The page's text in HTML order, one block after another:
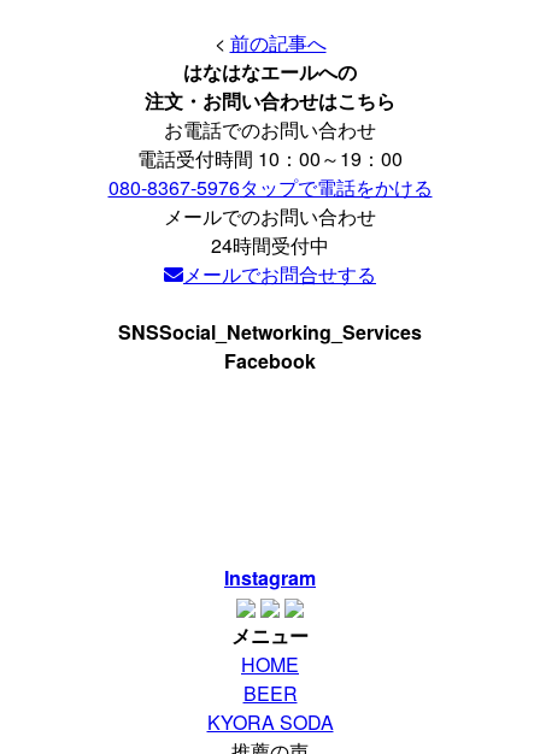
< 前の記事へ
はなはなエールへの
注文・お問い合わせはこちら
お電話でのお問い合わせ
電話受付時間 10：00～19：00
080-8367-5976タップで電話をかける
メールでのお問い合わせ
24時間受付中
メールでお問合せする
SNSSocial_Networking_Services
Facebook
Instagram
メニュー
HOME
BEER
KYORA SODA